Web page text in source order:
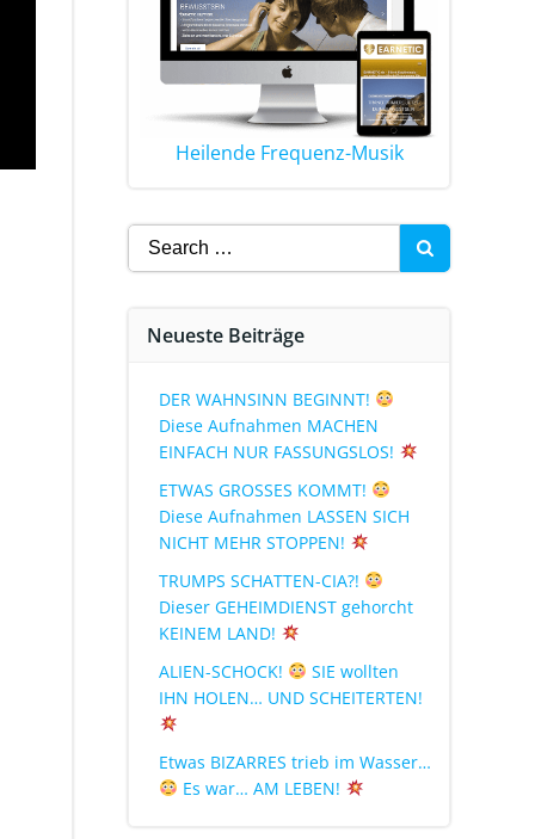
Heilende Frequenz-Musik
Neueste Beiträge
DER WAHNSINN BEGINNT!
Diese Aufnahmen MACHEN
EINFACH NUR FASSUNGSLOS!
ETWAS GROSSES KOMMT!
Diese Aufnahmen LASSEN SICH
NICHT MEHR STOPPEN!
TRUMPS SCHATTEN-CIA?!
Dieser GEHEIMDIENST gehorcht
KEINEM LAND!
ALIEN-SCHOCK!
SIE wollten
IHN HOLEN… UND SCHEITERTEN!
Etwas BIZARRES trieb im Wasser…
Es war… AM LEBEN!